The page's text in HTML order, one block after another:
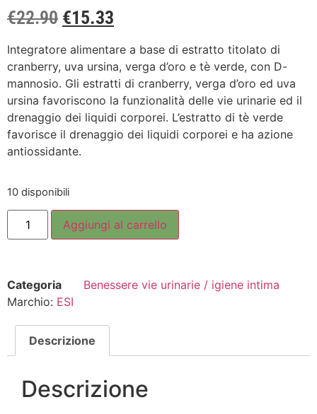
€22.90 €15.33
Integratore alimentare a base di estratto titolato di
cranberry, uva ursina, verga d’oro e tè verde, con D-
mannosio. Gli estratti di cranberry, verga d’oro ed uva
ursina favoriscono la funzionalità delle vie urinarie ed il
drenaggio dei liquidi corporei. L’estratto di tè verde
favorisce il drenaggio dei liquidi corporei e ha azione
antiossidante.
10 disponibili
Aggiungi al carrello
Categoria
Benessere vie urinarie / igiene intima
Marchio: ESI
Descrizione
Descrizione